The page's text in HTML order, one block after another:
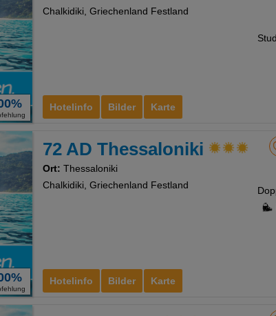
Hotelinfo Bilder Karte
Chalkidiki, Griechenland Festland
Hotelinfo Bilder Karte
72 AD Thessaloniki
Ort: Thessaloniki
Chalkidiki, Griechenland Festland